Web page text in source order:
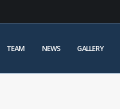
TEAM NEWS GALLERY